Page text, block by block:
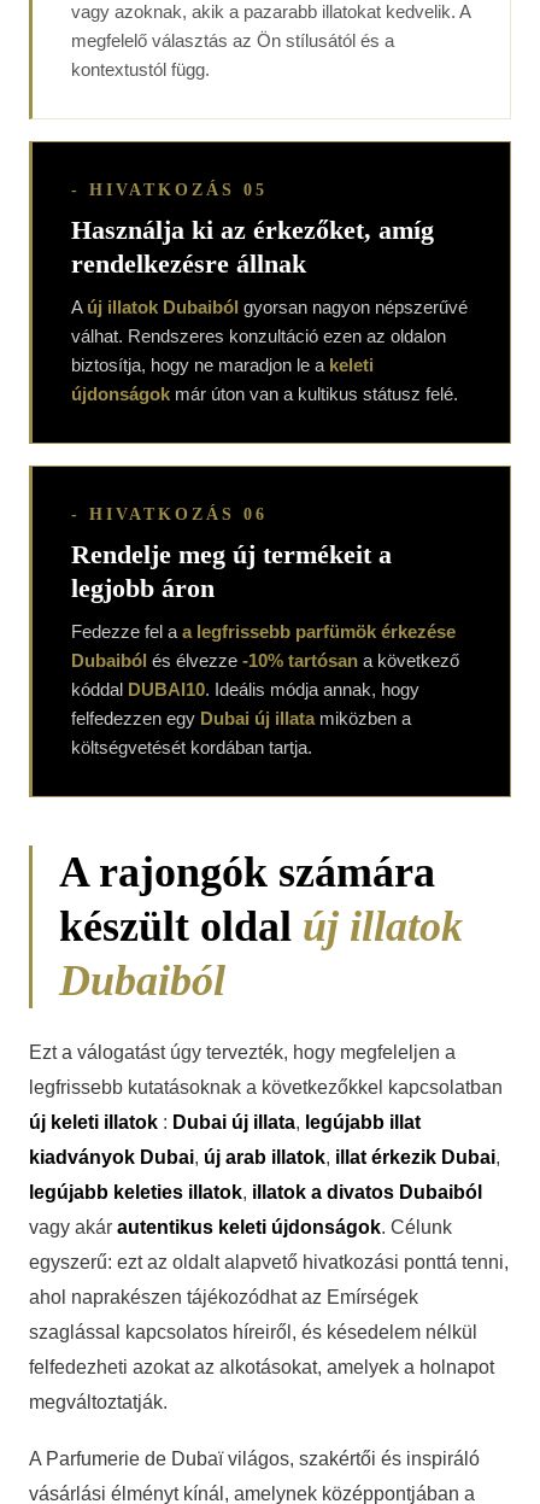
vagy azoknak, akik a pazarabb illatokat kedvelik. A
megfelelő választás az Ön stílusától és a
kontextustól függ.
- HIVATKOZÁS 05
Használja ki az érkezőket, amíg
rendelkezésre állnak
A új illatok Dubaiból gyorsan nagyon népszerűvé
válhat. Rendszeres konzultáció ezen az oldalon
biztosítja, hogy ne maradjon le a keleti
újdonságok már úton van a kultikus státusz felé.
- HIVATKOZÁS 06
Rendelje meg új termékeit a
legjobb áron
Fedezze fel a a legfrissebb parfümök érkezése
Dubaiból és élvezze -10% tartósan a következő
kóddal
DUBAI10. Ideális módja annak, hogy
felfedezzen egy Dubai új illata miközben a
költségvetését kordában tartja.
A rajongók számára
készült oldal új illatok
Dubaiból
Ezt a válogatást úgy tervezték, hogy megfeleljen a
legfrissebb kutatásoknak a következőkkel kapcsolatban
új keleti illatok : Dubai új illata, legújabb illat
kiadványok Dubai, új arab illatok, illat érkezik Dubai,
legújabb keleties illatok, illatok a divatos Dubaiból
vagy akár autentikus keleti újdonságok. Célunk
egyszerű: ezt az oldalt alapvető hivatkozási ponttá tenni,
ahol naprakészen tájékozódhat az Emírségek
szaglással kapcsolatos híreiről, és késedelem nélkül
felfedezheti azokat az alkotásokat, amelyek a holnapot
megváltoztatják.
A Parfumerie de Dubaï világos, szakértői és inspiráló
vásárlási élményt kínál, amelynek középpontjában a